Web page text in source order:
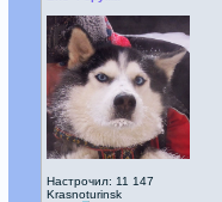
Настрочил: 11 147
Krasnoturinsk